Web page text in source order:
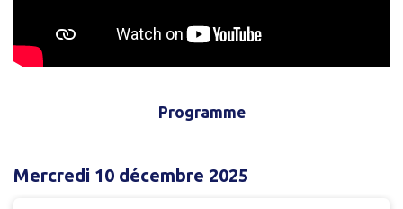
Programme
Mercredi 10 décembre 2025